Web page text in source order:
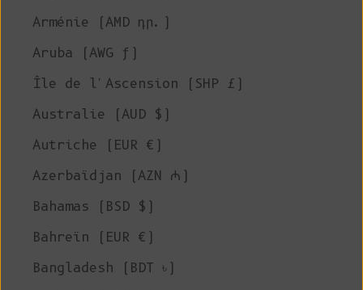
Arménie (AMD դր.)
Aruba (AWG ƒ)
Île de l'Ascension (SHP £)
Australie (AUD $)
Autriche (EUR €)
Azerbaïdjan (AZN ₼)
Bahamas (BSD $)
Bahreïn (EUR €)
Bangladesh (BDT ৳)